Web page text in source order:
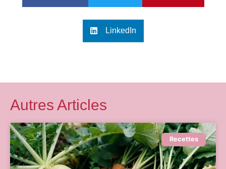
LinkedIn
Autres Articles
Recettes